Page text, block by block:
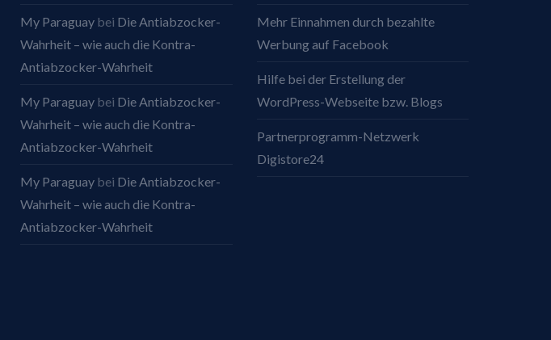
My Paraguay bei Die Antiabzocker-
Wahrheit – wie auch die Kontra-
Antiabzocker-Wahrheit
My Paraguay bei Die Antiabzocker-
Wahrheit – wie auch die Kontra-
Antiabzocker-Wahrheit
My Paraguay bei Die Antiabzocker-
Wahrheit – wie auch die Kontra-
Antiabzocker-Wahrheit
Mehr Einnahmen durch bezahlte
Werbung auf Facebook
Hilfe bei der Erstellung der
WordPress-Webseite bzw. Blogs
Partnerprogramm-Netzwerk
Digistore24